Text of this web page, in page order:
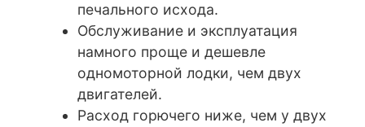
печального исхода.
Обслуживание и эксплуатация
намного проще и дешевле
одномоторной лодки, чем двух
двигателей.
Расход горючего ниже, чем у двух